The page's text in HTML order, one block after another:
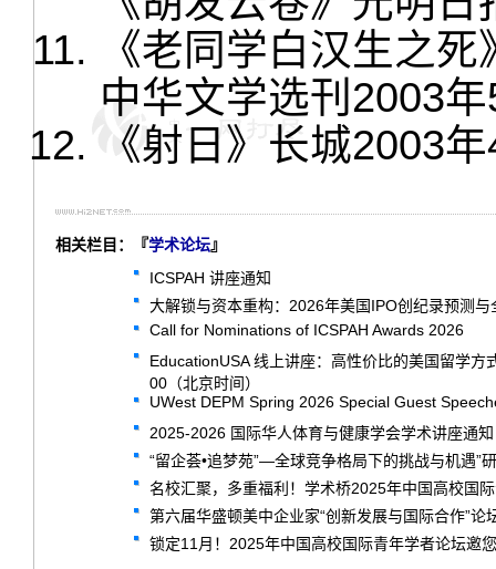
《老同学白汉生之
中华文学选刊2003
《射日》长城2003
相关栏目：『学术论坛』
ICSPAH 讲座通知
大解锁与资本重构：2026年美国IPO创纪录预测
Call for Nominations of ICSPAH Awards 2026
EducationUSA 线上讲座：高性价比的美国留学
00（北京时间）
UWest DEPM Spring 2026 Special Guest
2025-2026 国际华人体育与健康学会学术讲座通知
“留企荟•追梦苑”—全球竞争格局下的挑战与机遇”
名校汇聚，多重福利！学术桥2025年中国高校国
第六届华盛顿美中企业家“创新发展与国际合作”论
锁定11月！2025年中国高校国际青年学者论坛邀